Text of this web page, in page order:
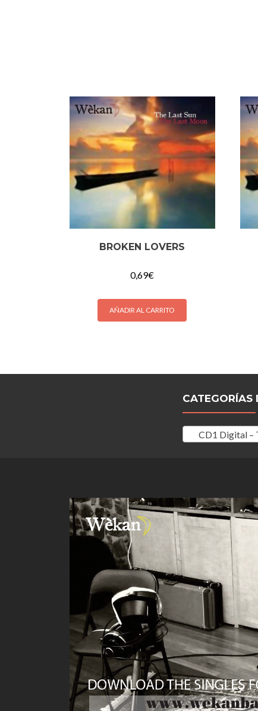
BROKEN LOVERS
0,69€
AÑADIR AL CARRITO
CATEGORÍAS
CD1 Digital –